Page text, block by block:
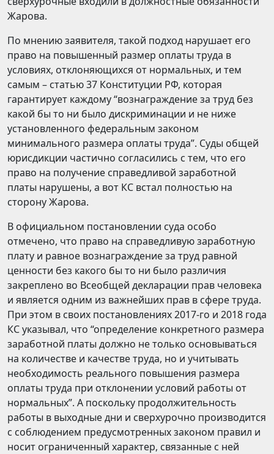
Жарова.
По мнению заявителя, такой подход нарушает его
право на повышенный размер оплаты труда в
условиях, отклоняющихся от нормальных, и тем
самым – статью 37 Конституции РФ, которая
гарантирует каждому “вознаграждение за труд без
какой бы то ни было дискриминации и не ниже
установленного федеральным законом
минимального размера оплаты труда”. Суды общей
юрисдикции частично согласились с тем, что его
право на получение справедливой заработной
платы нарушены, а вот КС встал полностью на
сторону Жарова.
В официальном постановлении суда особо
отмечено, что право на справедливую заработную
плату и равное вознаграждение за труд равной
ценности без какого бы то ни было различия
закреплено во Всеобщей декларации прав человека
и является одним из важнейших прав в сфере труда.
При этом в своих постановлениях 2017-го и 2018 года
КС указывал, что “определение конкретного размера
заработной платы должно не только основываться
на количестве и качестве труда, но и учитывать
необходимость реального повышения размера
оплаты труда при отклонении условий работы от
нормальных”. А поскольку продолжительность
работы в выходные дни и сверхурочно производится
с соблюдением предусмотренных законом правил и
носит ограниченный характер, связанные с ней